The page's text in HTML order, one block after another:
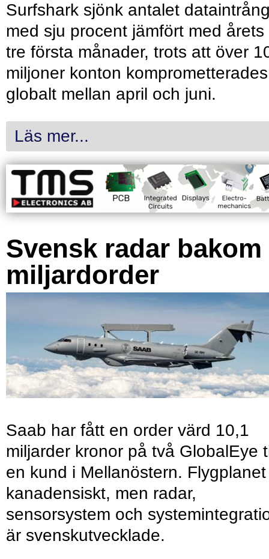
Surfshark sjönk antalet
med sju procent jämfört med årets
tre första månader, trots att över
miljoner konton komprometterades
globalt mellan april och juni.
Läs mer...
Svensk radar bakom
miljardorder
Saab har fått en order värd 10,1
miljarder kronor på två GlobalEye
en kund i Mellanöstern.
kanadensiskt, men radar,
sensorsystem och
är svenskutvecklade.